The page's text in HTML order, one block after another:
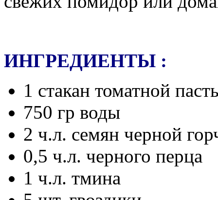
ИНГРЕДИЕНТЫ :
1 стакан томатной
750 гр воды
2 ч.л. семян черной
0,5 ч.л. черного перца
1 ч.л. тмина